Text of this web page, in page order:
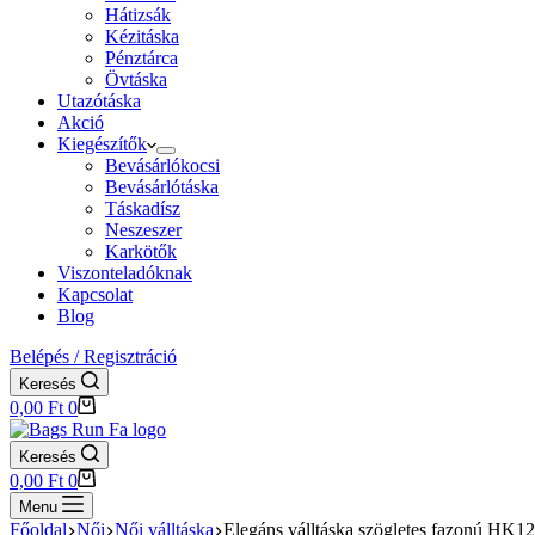
Hátizsák
Kézitáska
Pénztárca
Övtáska
Utazótáska
Akció
Kiegészítők
Bevásárlókocsi
Bevásárlótáska
Táskadísz
Neszeszer
Karkötők
Viszonteladóknak
Kapcsolat
Blog
Belépés / Regisztráció
Keresés
Shopping
cart
0,00 Ft 0
Keresés
Shopping
cart
0,00 Ft 0
Menu
Főoldal Női Női válltáska Elegáns válltáska szögletes fazonú